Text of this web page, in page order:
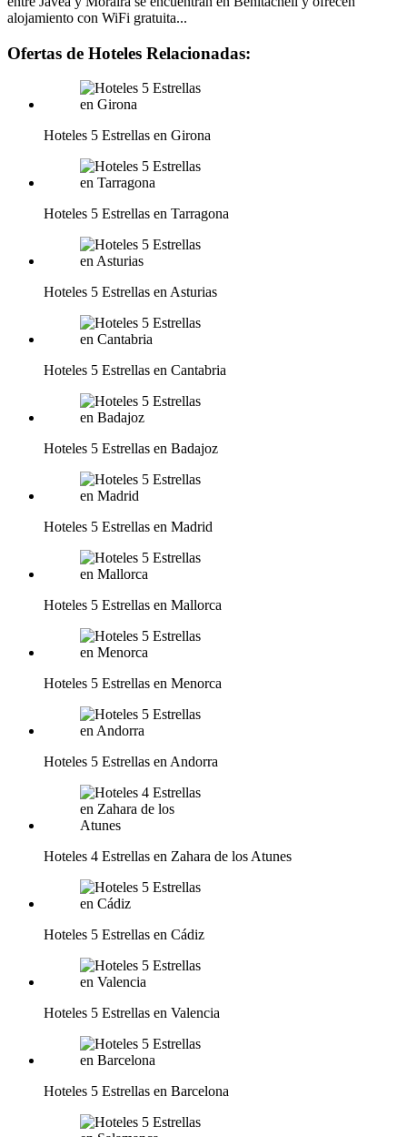
alojamiento con WiFi gratuita...
Ofertas de Hoteles Relacionadas:
Hoteles 5 Estrellas en Girona
Hoteles 5 Estrellas en Tarragona
Hoteles 5 Estrellas en Asturias
Hoteles 5 Estrellas en Cantabria
Hoteles 5 Estrellas en Badajoz
Hoteles 5 Estrellas en Madrid
Hoteles 5 Estrellas en Mallorca
Hoteles 5 Estrellas en Menorca
Hoteles 5 Estrellas en Andorra
Hoteles 4 Estrellas en Zahara de los Atunes
Hoteles 5 Estrellas en Cádiz
Hoteles 5 Estrellas en Valencia
Hoteles 5 Estrellas en Barcelona